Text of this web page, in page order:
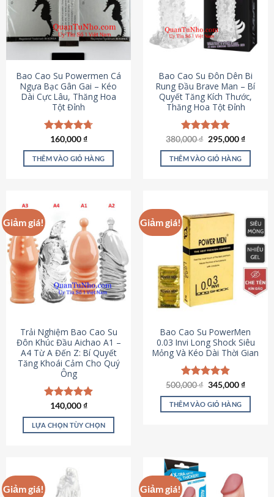
Các
tùy
chọn
có
chọn
trên
trang
sản
phẩm
Bao Cao Su Powermen Cá
Ngựa Bạc Gân Gai – Kéo
Dài Cực Lâu, Thăng Hoa
Tột Đỉnh
Được xếp
hạng4.73
5 sao
160,000₫
THÊM VÀO GIỎ HÀNG
Bao Cao Su Đôn Dên Bi
Rung Đầu Brave Man – Bí
Quyết Tăng Kích Thước,
Thăng Hoa Tột Đỉnh
Được xếp
hạng5.00
5 sao
380,000₫ Giá
là:
380,000 ₫.
295,000₫Giá
tại
THÊM VÀO GIỎ HÀNG
Giảm giá!
Trải Nghiệm Bao Cao Su
Đôn Khúc Đầu Aichao A1 –
A4 Từ A Đến Z: Bí Quyết
Tăng Khoái Cảm Cho Quý
Ông
Được xếp
hạng4.88
5 sao
140,000₫
LỰA CHỌN TÙY CHỌN
có
nhiều
Giảm giá!
Bao Cao Su PowerMen
0.03 Invi Long Shock Siêu
Mỏng Và Kéo Dài Thời Gian
Được xếp
hạng4.85
5 sao
500,000₫ Giá
là:
500,000 ₫.
345,000₫Giá
tại
THÊM VÀO GIỎ HÀNG
Giảm giá! Giảm giá!